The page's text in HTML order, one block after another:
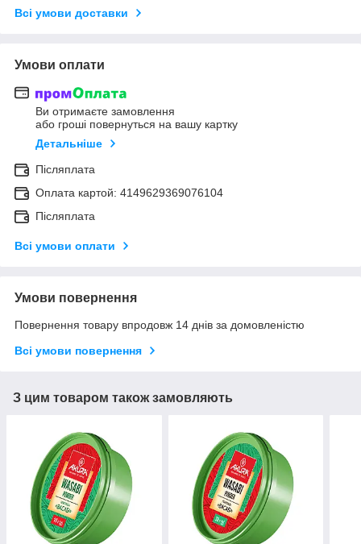
Всі умови доставки
Умови оплати
Ви отримаєте замовлення
або гроші повернуться на вашу картку
Детальніше
Післяплата
Оплата картой: 4149629369076104
Післяплата
Всі умови оплати
Умови повернення
Повернення товару впродовж 14 днів за домовленістю
Всі умови повернення
З цим товаром також замовляють